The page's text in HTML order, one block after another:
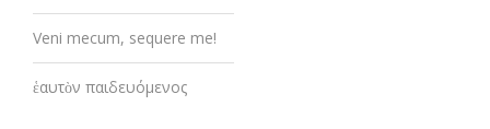
Veni mecum, sequere me!
ἑαυτὸν παιδευόμενος